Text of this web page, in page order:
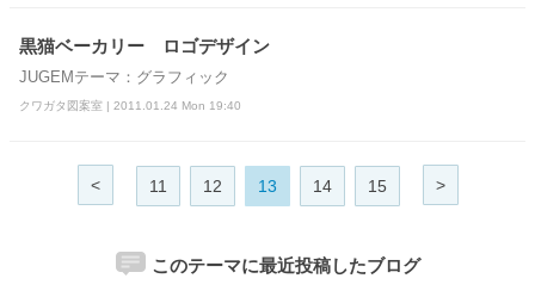
黒猫ベーカリー ロゴデザイン
JUGEMテーマ：グラフィック
クワガタ図案室 | 2011.01.24 Mon 19:40
< 11 12 13 14 15 >
このテーマに最近投稿したブログ